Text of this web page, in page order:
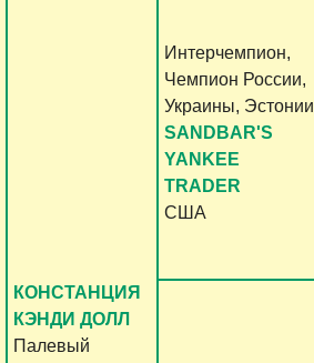
КОНСТАНЦИЯ
КЭНДИ ДОЛЛ
Палевый
Интерчемпион,
Чемпион России,
Украины, Эстонии
SANDBAR'S
YANKEE
TRADER
США